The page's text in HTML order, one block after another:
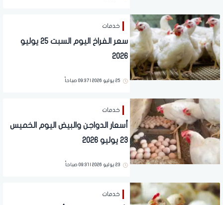
خدمات
سعر الفراخ اليوم السبت 25 يوليو
2026
25 يوليو 2026 | 09:37 صباحاً
خدمات
أسعار الدواجن والبيض اليوم الخميس
23 يوليو 2026
23 يوليو 2026 | 09:31 صباحاً
خدمات